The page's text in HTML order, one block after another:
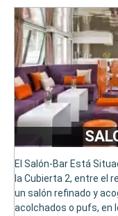
El Salón-Bar Está
la Cubierta 2, entre el
un salón refinado y
acolchados o pufs, en